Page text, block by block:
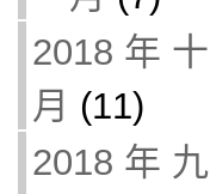
2018 年 十
月 (11)
2018 年 九